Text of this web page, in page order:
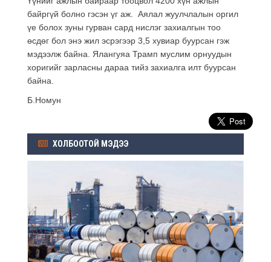
байргүй болно гэсэн үг аж. Аялал жуулчлалын оргил
үе болох зуны гурван сард нислэг захиалгын тоо
өсдөг бол энэ жил эсрэгээр 3,5 хувиар буурсан гэж
мэдээлж байна. Ялангуяа Трамп муслим орнуудын
хоригийг зарласны дараа тийз захиалга илт буурсан
байна.
Б.Номун
ХОЛБООТОЙ МЭДЭЭ